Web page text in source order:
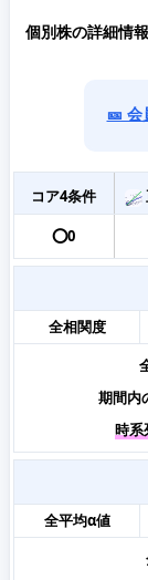
個別株の詳細情
🎫 会
コア4条件
⭕️0
全相関度
期間内
時系
全平均α値